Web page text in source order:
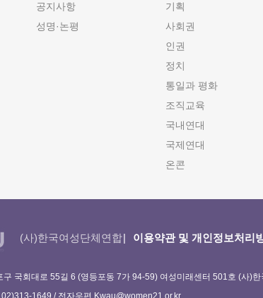
공지사항
성명·논평
기획
사회권
인권
정치
통일과 평화
조직교육
국내연대
국제연대
온콘
(사)한국여성단체연합 이용약관 및 개인정보처리
국회대로 55길 6 (영등포동 7가 94-59) 여성미래센터 501호 (사)
1649 / 전자우편 Kwau@women21.or.kr